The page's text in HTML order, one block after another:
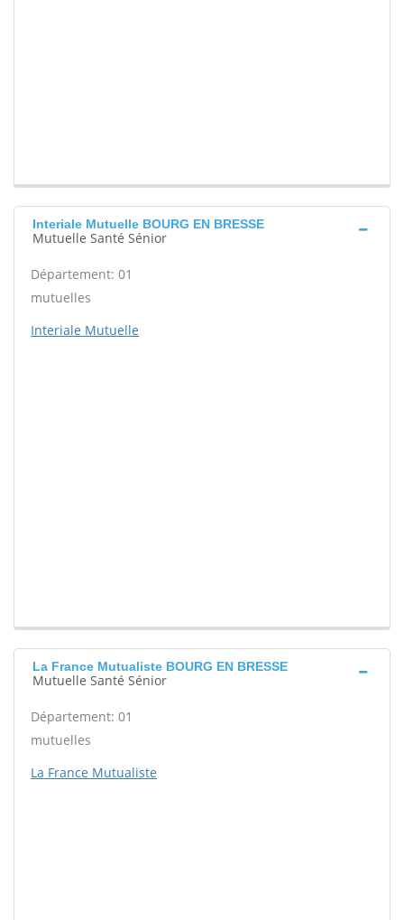
Interiale Mutuelle BOURG EN BRESSE
Mutuelle Santé Sénior
Département: 01
mutuelles
Interiale Mutuelle
La France Mutualiste BOURG EN BRESSE
Mutuelle Santé Sénior
Département: 01
mutuelles
La France Mutualiste